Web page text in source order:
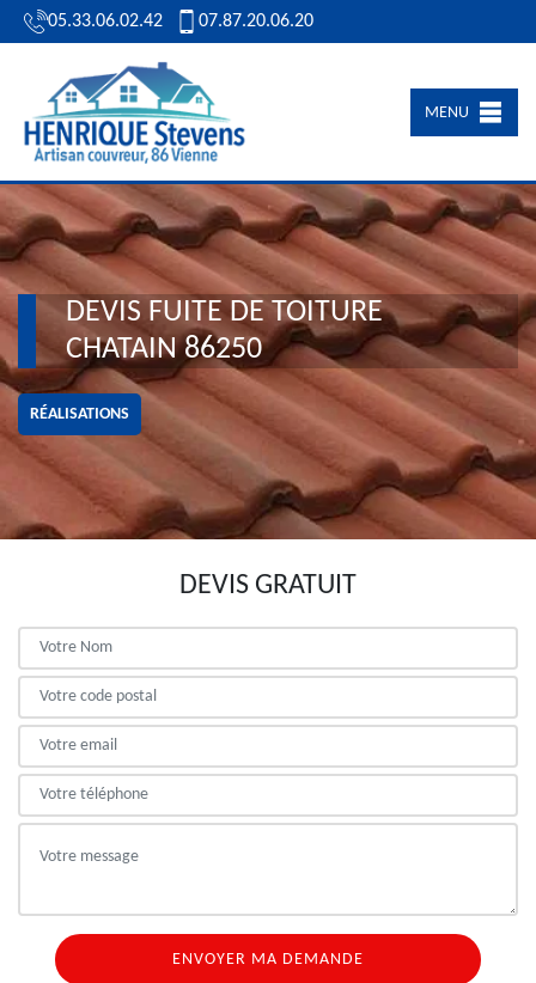
05.33.06.02.42 07.87.20.06.20
MENU
DEVIS FUITE DE TOITURE
CHATAIN 86250
RÉALISATIONS
DEVIS GRATUIT